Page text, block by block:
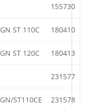
155730
GN ST 110C 180410
GN ST 120C 180413
231577
GN/ST110CE 231578